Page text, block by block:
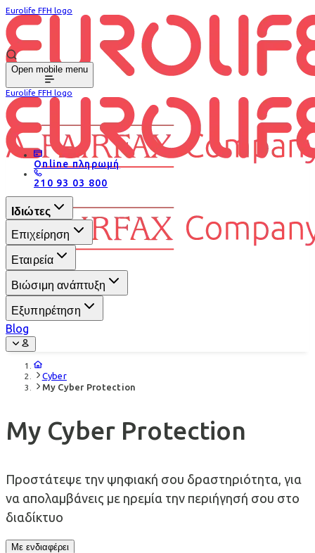
Eurolife FFH logo
Open mobile menu
Eurolife FFH logo
Online πληρωμή
210 93 03 800
Ιδιώτες
Επιχείρηση
Εταιρεία
Βιώσιμη ανάπτυξη
Εξυπηρέτηση
Blog
Cyber
My Cyber Protection
My Cyber Protection
Προστάτεψε την ψηφιακή σου δραστηριότητα, για
να απολαμβάνεις με ηρεμία την περιήγησή σου στο
διαδίκτυο
Με ενδιαφέρει